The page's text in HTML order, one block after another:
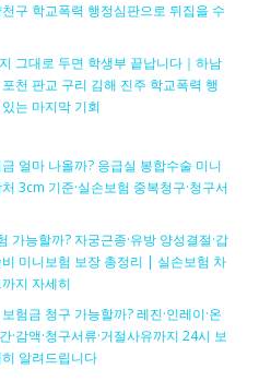
구 학교폭력 행정심판으로 뒤집을 수
그대로 두면 학생부 끝납니다｜하남
천 판교 구리 김해 진주 학교폭력 행
는 마지막 기회
얼마 나올까? 응급실 봉합수술 미니
3cm 기준·실손보험 중복청구·청구서
가능할까? 자궁근종·유방 양성결절·갑
미니보험 보장 총정리 | 실손보험 차
지 자세히
험금 청구 가능할까? 레진·인레이·온
·감액·청구서류·거절사유까지 24시 보
알려드립니다